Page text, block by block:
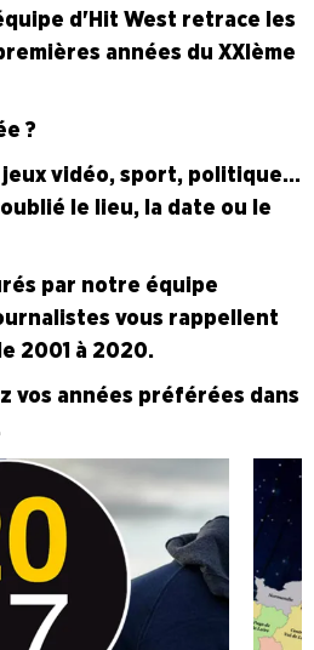
d'Hit West retrace les
années du XXIème
?
jeux vidéo, sport, politique...
le lieu, la date ou le
par notre équipe
vous rappellent
2001 à 2020.
vos années préférées dans